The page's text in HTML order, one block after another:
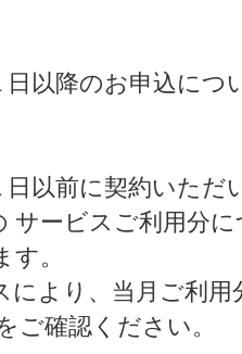
以降のお申込につ
以前に契約いただ
サービスご利用分
。
により、当月ご利
ご確認ください。